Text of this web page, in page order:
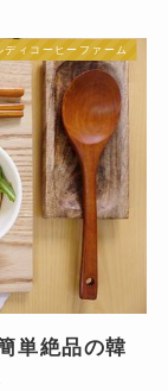
ディコーヒーファーム
単絶品の韓